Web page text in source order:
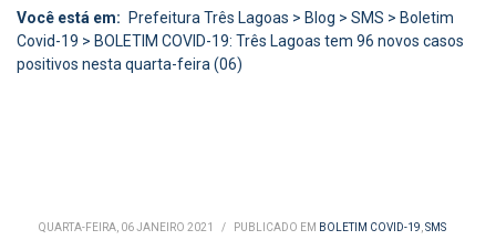
Você está em: Prefeitura Três Lagoas > Blog > SMS > Boletim
Covid-19 > BOLETIM COVID-19: Três Lagoas tem 96 novos casos
positivos nesta quarta-feira (06)
QUARTA-FEIRA, 06 JANEIRO 2021 / PUBLICADO EM BOLETIM COVID-19,SMS